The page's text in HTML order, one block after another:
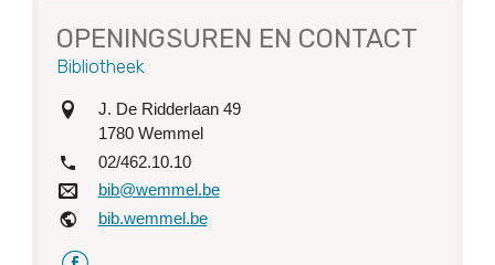
OPENINGSUREN EN CONTACT
Bibliotheek
adres J. De Ridderlaan 49
1780 Wemmel
tel.
02/462.10.10
e-mailbib@wemmel.be
websitebib.wemmel.be